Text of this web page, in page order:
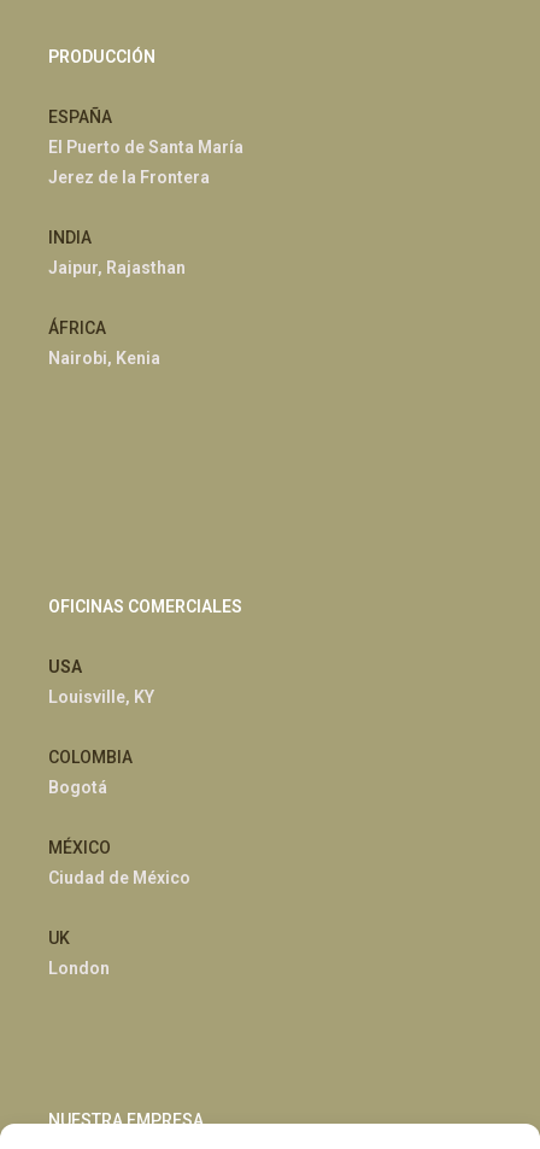
PRODUCCIÓN
ESPAÑA
El Puerto de Santa María
Jerez de la Frontera
INDIA
Jaipur, Rajasthan
ÁFRICA
Nairobi, Kenia
OFICINAS COMERCIALES
USA
Louisville, KY
COLOMBIA
Bogotá
MÉXICO
Ciudad de México
UK
London
NUESTRA EMPRESA